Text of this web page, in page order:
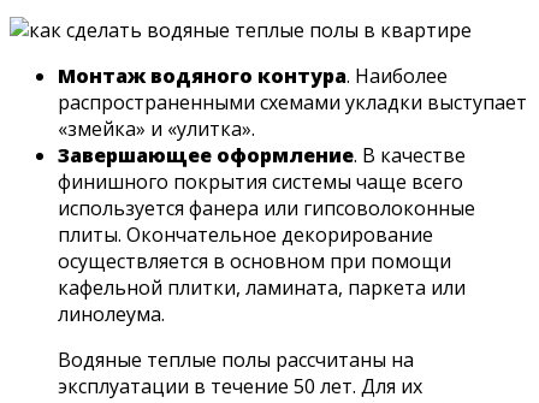
Монтаж водяного контура. Наиболее
распространенными схемами укладки выступает
«змейка» и «улитка».
Завершающее оформление. В качестве
финишного покрытия системы чаще всего
используется фанера или гипсоволоконные
плиты. Окончательное декорирование
осуществляется в основном при помощи
кафельной плитки, ламината, паркета или
линолеума.
Водяные теплые полы рассчитаны на
эксплуатации в течение 50 лет. Для их